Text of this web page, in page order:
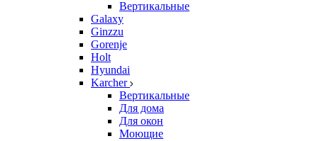
Вертикальные
Galaxy
Ginzzu
Gorenje
Holt
Hyundai
Karcher
Вертикальные
Для дома
Для окон
Моющие